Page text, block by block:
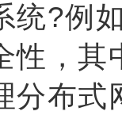
统?例
性，
分布式